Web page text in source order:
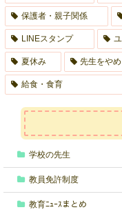
保護者・親子関係
LINEスタンプ
夏休み 先生をや
給食・食育
学校の先生
教員免許制度
教育ﾆｭｰｽまとめ